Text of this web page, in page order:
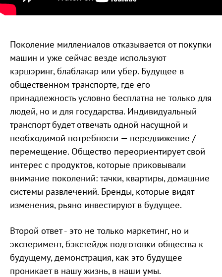
Поколение миллениалов отказывается от покупки
машин и уже сейчас везде используют
кэршэринг, блаблакар или убер. Будущее в
общественном транспорте, где его
принадлежность условно бесплатна не только для
людей, но и для государства. Индивидуальный
транспорт будет отвечать одной насущной и
необходимой потребности — передвижение /
перемещение. Общество переориентирует свой
интерес с продуктов, которые приковывали
внимание поколений: тачки, квартиры, домашние
системы развлечений. Бренды, которые видят
изменения, рьяно инвестируют в будущее.
Второй ответ - это не только маркетинг, но и
эксперимент, бэкстейдж подготовки общества к
будущему, демонстрация, как это будущее
проникает в нашу жизнь, в наши умы.